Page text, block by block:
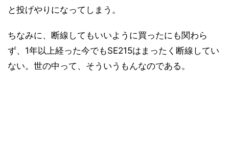
と投げやりになってしまう。
ちなみに、断線してもいいように買ったにも関わら
ず、1年以上経った今でもSE215はまったく断線してい
ない。世の中って、そういうもんなのである。